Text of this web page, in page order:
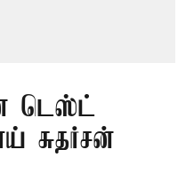
டெஸ்ட்
சுதர்சன்